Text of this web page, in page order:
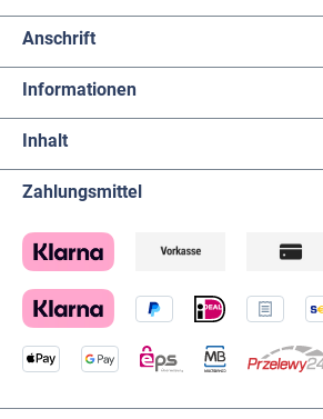
Anschrift
Informationen
Inhalt
Zahlungsmittel